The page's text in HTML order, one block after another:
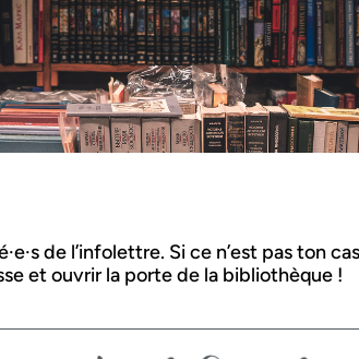
de l’infolettre. Si ce n’est pas ton
et ouvrir la porte de la bibliothèque !